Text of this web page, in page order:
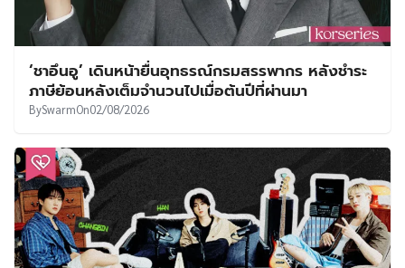
‘ชาอึนอู’ เดินหน้ายื่นอุทธรณ์กรมสรรพากร หลังชำระ
ภาษีย้อนหลังเต็มจำนวนไปเมื่อต้นปีที่ผ่านมา
BySwarmOn02/08/2026